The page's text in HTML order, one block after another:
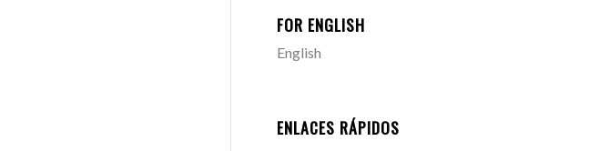
FOR ENGLISH
English
ENLACES RÁPIDOS